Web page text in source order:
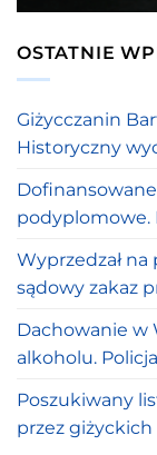
OSTATNIE
Giżycczanin
Historyczny
podyplomowe.
Wyprzedzał na
sądowy zakaz
Dachowanie w
alkoholu.
Poszukiwany
przez